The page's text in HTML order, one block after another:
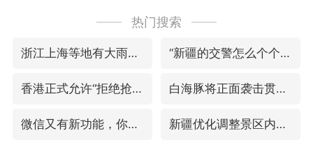
热门搜索
浙江上海等地有大雨或暴雨 “新疆的交警怎么个个像我妈”
香港正式允许“拒绝抢救” 白海豚将正面袭击贯穿浙江
微信又有新功能，你可以“撤回”你的撤回了！ 新疆优化调整景区内自驾服务费